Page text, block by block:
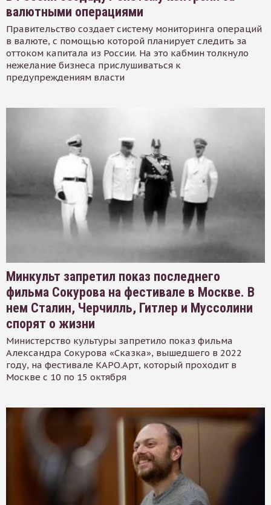
валютными операциями
Правительство создает систему мониторинга операций
в валюте, с помощью которой планирует следить за
оттоком капитала из России. На это кабмин толкнуло
нежелание бизнеса прислушиваться к
предупреждениям власти
Минкульт запретил показ последнего
фильма Сокурова на фестивале в Москве. В
нем Сталин, Черчилль, Гитлер и Муссолини
спорят о жизни
Министерство культуры запретило показ фильма
Александра Сокурова «Сказка», вышедшего в 2022
году, на фестивале КАРО.Арт, который проходит в
Москве с 10 по 15 октября